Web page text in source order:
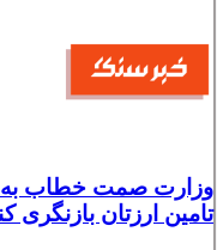
وزارت صمت خطاب به
تامین ارزتان بازنگری